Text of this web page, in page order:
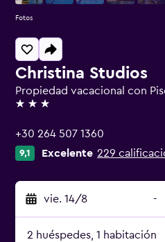
Christina Studios
Propiedad vacacional con
3 estrellas
+30 264 507 1360
9,1 Excelente 229
vie. 14/8 -
2 huéspedes, 1 habitación
Fotos